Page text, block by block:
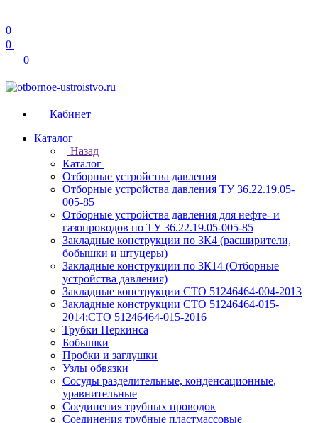
0
0
0
Кабинет
Каталог
Назад
Каталог
Отборные устройства давления
Отборные устройства давления ТУ 36.22.19.05-
005-85
Отборные устройства давления для нефте- и
газопроводов по ТУ 36.22.19.05-005-85
Закладные конструкции по ЗК4 (расширители,
бобышки и штуцеры)
Закладные конструкции по ЗК14 (Отборные
устройства давления)
Закладные конструкции СТО 51246464-004-2013
Закладные конструкции СТО 51246464-015-
2014;СТО 51246464-015-2016
Трубки Перкинса
Бобышки
Пробки и заглушки
Узлы обвязки
Сосуды разделительные, конденсационные,
уравнительные
Соединения трубных проводок
Соединения трубные пластмассовые